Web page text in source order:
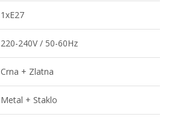
1xE27
220-240V / 50-60Hz
Crna + Zlatna
Metal + Staklo